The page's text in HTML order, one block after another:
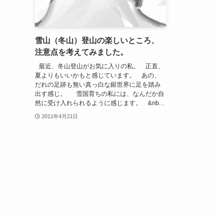
雪山（冬山）登山の楽しいところ、
注意点を考えてみました。
最近、冬山登山がお気に入りの私。 正直、
夏よりもいいかもと感じています。 あの、
だれの足跡も無い真っ白な銀世界に足を踏み
出す感じ。 雪国育ちの私には、なんだか自
然に受け入れられるように感じます。 &nb...
2011年4月21日